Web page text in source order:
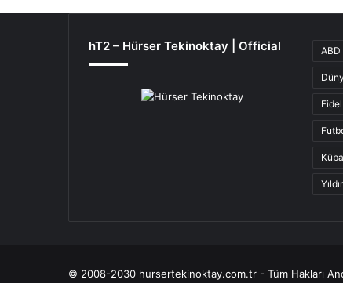
hT2 – Hürser Tekinoktay | Official ABD
Küba
© 2008-2030 hursertekinoktay.com.tr - Tüm Hakları